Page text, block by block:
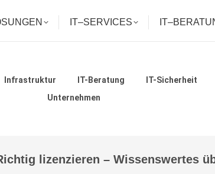
IT–SERVICES
Infrastruktur IT-Beratung IT-Sicherheit
Unternehmen
lizenzieren – Wissenswertes